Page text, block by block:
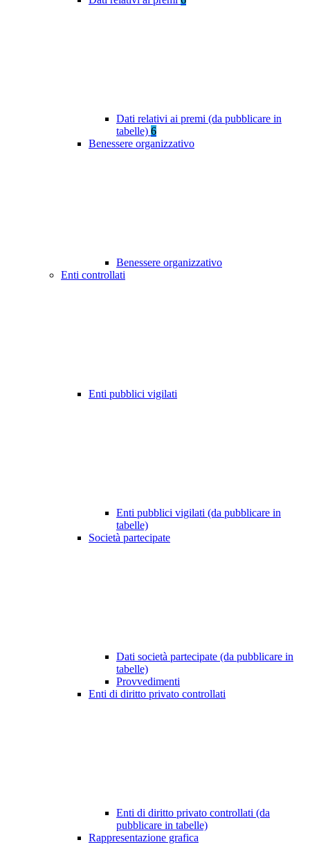
Dati relativi ai premi (da pubblicare in
tabelle) 6
Benessere organizzativo
Benessere organizzativo
Enti controllati
Enti pubblici vigilati
Enti pubblici vigilati (da pubblicare in
tabelle)
Società partecipate
Dati società partecipate (da pubblicare in
tabelle)
Provvedimenti
Enti di diritto privato controllati
Enti di diritto privato controllati (da
pubblicare in tabelle)
Rappresentazione grafica